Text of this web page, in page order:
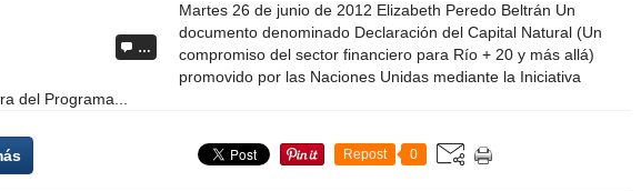
…
Martes 26 de junio de 2012 Elizabeth Peredo Beltrán Un
documento denominado Declaración del Capital Natural (Un
compromiso del sector financiero para Río + 20 y más allá)
promovido por las Naciones Unidas mediante la Iniciativa
del Programa...
Repost 0